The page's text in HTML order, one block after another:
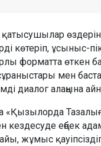
қатысушылар
көтеріп, ұсыныс-
форматта өткен
мен
диалог алаңына
«Қызылорда
еңбек
жұмыс